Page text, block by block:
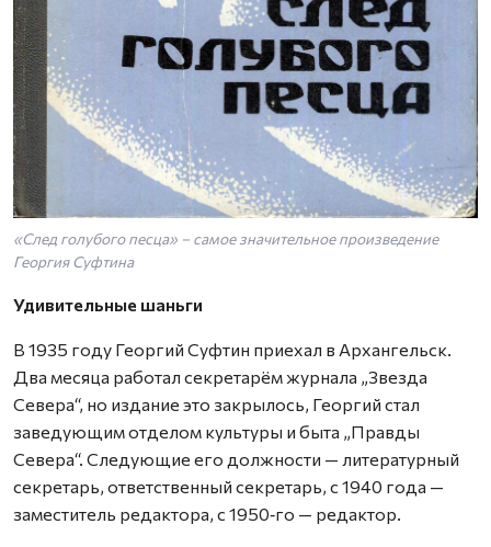
«След голубого песца» – самое значительное произведение
Георгия Суфтина
Удивительные шаньги
В 1935 году Георгий Суфтин приехал в Архангельск.
Два месяца работал секретарём журнала „Звезда
Севера“, но издание это закрылось, Георгий стал
заведующим отделом культуры и быта „Правды
Севера“. Следующие его должности — литературный
секретарь, ответст­венный секретарь, с 1940 года —
заместитель редактора, с 1950‑го — редактор.